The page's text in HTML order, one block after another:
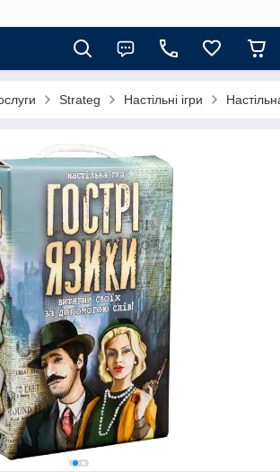
Strateg Настільні ігри